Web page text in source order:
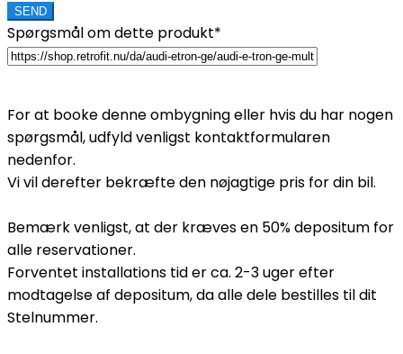
Spørgsmål om dette produkt*
For at booke denne ombygning eller hvis du har nogen
spørgsmål, udfyld venligst kontaktformularen
nedenfor.
Vi vil derefter bekræfte den nøjagtige pris for din bil.
Bemærk venligst, at der kræves en 50% depositum for
alle reservationer.
Forventet installations tid er ca. 2-3 uger efter
modtagelse af depositum, da alle dele bestilles til dit
Stelnummer.